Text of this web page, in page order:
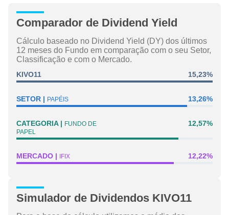
Comparador de Dividend Yield
Cálculo baseado no Dividend Yield (DY) dos últimos
12 meses do Fundo em comparação com o seu Setor,
Classificação e com o Mercado.
KIVO11 15,23%
SETOR PAPÉIS 13,26%
CATEGORIA
FUNDO DE
PAPEL
12,57%
MERCADO IFIX 12,22%
Simulador de Dividendos KIVO11